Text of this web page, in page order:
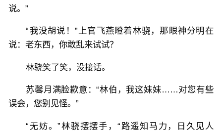
说。”
“我没胡说！”上官飞燕瞪着林骁，那眼神分明在
说：老东西，你敢乱来试试？
林骁笑了笑，没接话。
苏馨月满脸歉意：“林伯，我这妹妹……对您有些
误会，您别见怪。”
“无妨。”林骁摆摆手，“路遥知马力，日久见人